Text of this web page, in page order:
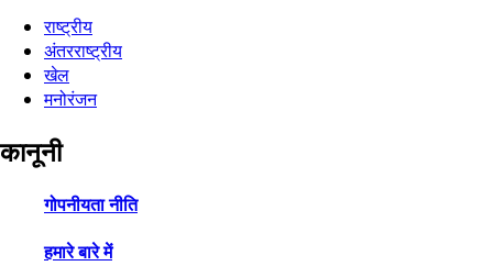
राष्ट्रीय
अंतरराष्ट्रीय
खेल
मनोरंजन
कानूनी
गोपनीयता नीति
हमारे बारे में